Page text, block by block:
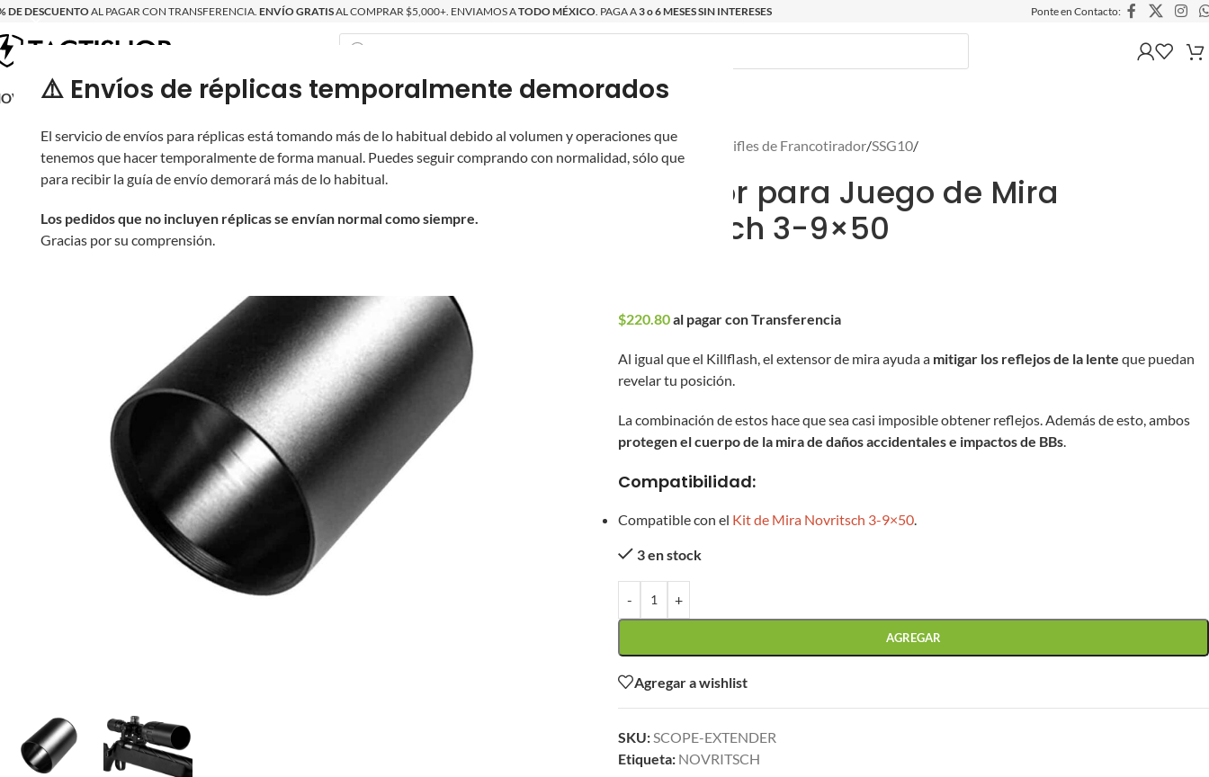
⚠️ Envíos de réplicas temporalmente demorados
El servicio de envíos para réplicas está tomando más de lo habitual debido al volumen y operaciones que
tenemos que hacer temporalmente de forma manual. Puedes seguir comprando con normalidad, sólo que
para recibir la guía de envío demorará más de lo habitual.
Los pedidos que no incluyen réplicas se envían normal como siempre.
Gracias por su comprensión.
DE DESCUENTOAL PAGAR CON TRANSFERENCIA. ENVÍO GRATISAL COMPRAR $5,000+. ENVIAMOS ATODO MÉXICO . PAGA A3 o 6 MESES SIN INTERESES Ponte en Contacto:
RÉPLICASPARTES Y ACCESORIOSEQUIPOPRODUCTOS NUEVOSPROMOCIONES
Inicio/Novritsch Rifles de Francotirador/SSG10/
Extensor para Juego de Mira
Novritsch 3-9×50
$220.80al pagar con Transferencia
Al igual que el Killflash, el extensor de mira ayuda a mitigar los reflejos de la lente que puedan
revelar tu posición.
La combinación de estos hace que sea casi imposible obtener reflejos. Además de esto, ambos
protegen el cuerpo de la mira de daños accidentales e impactos de BBs.
Compatibilidad:
Compatible con el Kit de Mira Novritsch 3-9×50.
3 en stock
- +
AGREGAR
Agregar a wishlist
SKU:SCOPE-EXTENDER
Etiqueta: NOVRITSCH